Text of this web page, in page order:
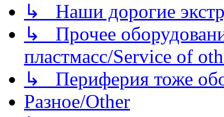
↳ Наши дорогие
↳ Прочее
пластмасс/Service of
↳ Периферия тоже
Разное/Other